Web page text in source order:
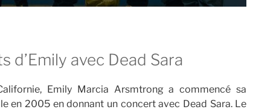
d’Emily avec Dead Sara
Emily Marcia Arsmtrong a commencé sa
en 2005 en donnant un concert avec Dead Sara. Le